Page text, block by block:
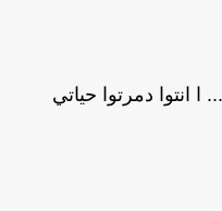
دمرتوا حياتي